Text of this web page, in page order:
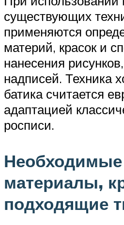
существующих
применяются
материй, красок и
нанесения
надписей. Техника
батика считается
адаптацией
росписи.
Необходимые
материалы,
подходящие